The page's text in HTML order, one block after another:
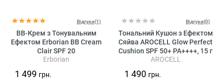
Відгуки(1)
BB-Крем з Тонувальним
Ефектом Erborian BB Cream
Clair SPF 20
Erborian
1 499 грн.
Відгуки(0)
Тональний Кушон з Ефектом
Сяйва AROCELL Glow Perfect
Cushion SPF 50+ PA++++, 15 г
AROCELL
1 490 грн.